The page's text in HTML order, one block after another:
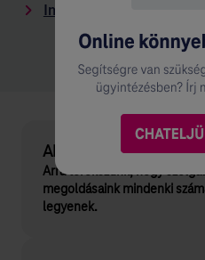
Internetes elérhetőségek
Akadálymentes
Arra törekszünk, hogy
megoldásaink mindenki
legyenek.